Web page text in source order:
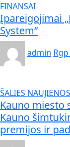
FINANSAI
Įpareigojimai
System“
admin
ŠALIES NAUJIENOS
Kauno miesto
Kauno
premijos ir